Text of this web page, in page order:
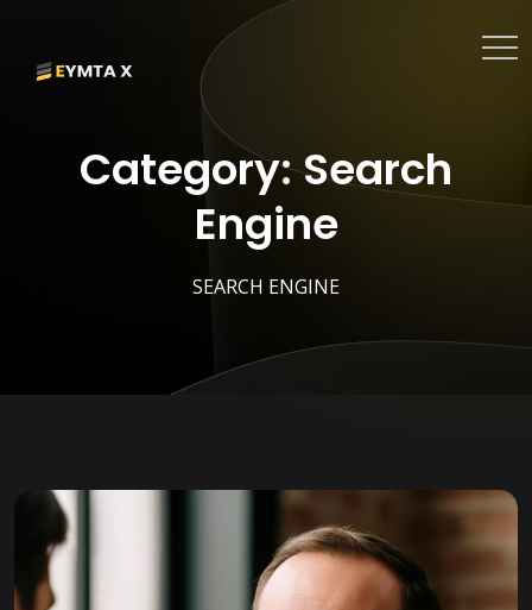
Category:Search
Engine
SEARCH ENGINE